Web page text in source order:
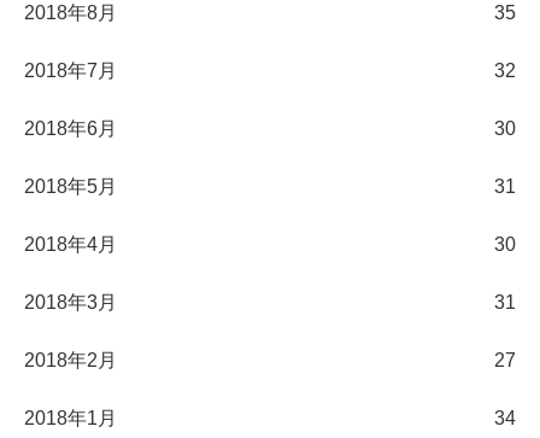
2018年8月 35
2018年7月 32
2018年6月 30
2018年5月 31
2018年4月 30
2018年3月 31
2018年2月 27
2018年1月 34